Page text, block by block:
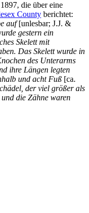
die über eine
County berichtet:
auf[unlesbar; J.J. &
gestern ein
Skelett mit
Das Skelett wurde in
des Unterarms
ihre Längen legten
und acht Fuß [ca.
der viel größer als
die Zähne waren